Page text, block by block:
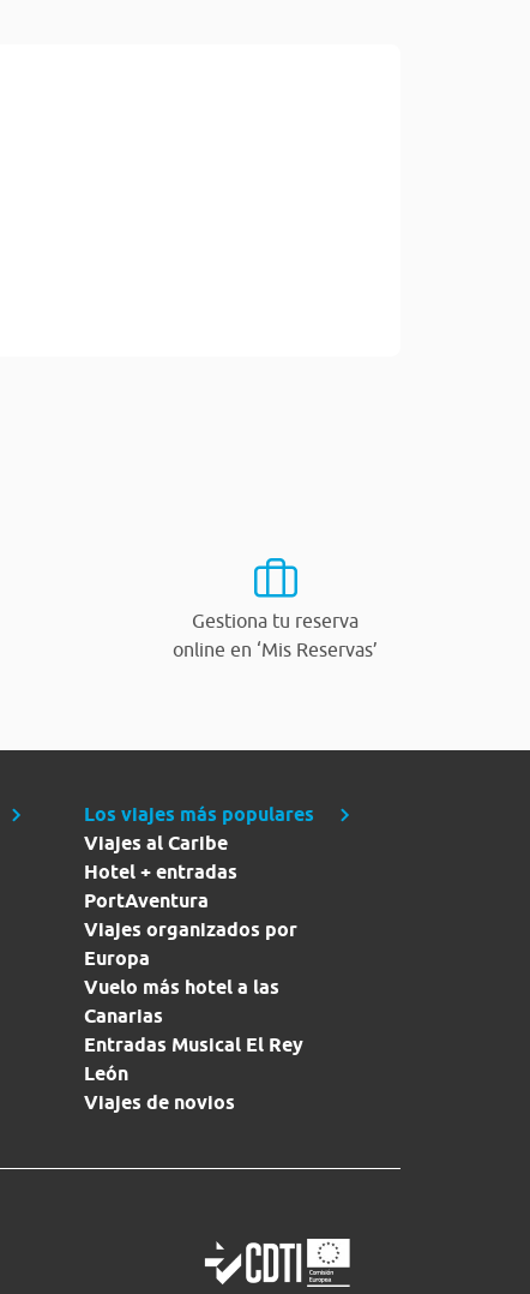
Gestiona tu reserva
online en ‘Mis Reservas’
Los viajes más populares
Viajes al Caribe
Hotel + entradas
PortAventura
Viajes organizados por
Europa
Vuelo más hotel a las
Canarias
Entradas Musical El Rey
León
Viajes de novios